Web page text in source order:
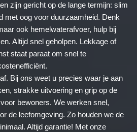
zijn gericht op de lange termijn: slim
met oog voor duurzaamheid. Denk
ook hemelwaterafvoer, hulp bij
Altijd snel geholpen. Lekkage of
staat paraat om snel te
Bij ons weet u precies waar je aan
strakke uitvoering en grip op de
bewoners. We werken snel,
de leefomgeving. Zo houden we de
Altijd garantie! Met onze